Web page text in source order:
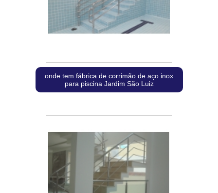
onde tem fábrica de corrimão de aço inox
para piscina Jardim São Luiz